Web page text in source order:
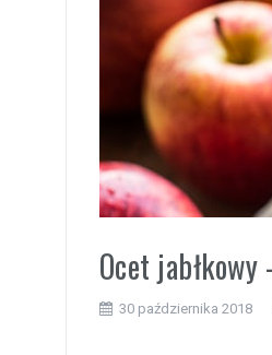
Ocet
30 października 2018